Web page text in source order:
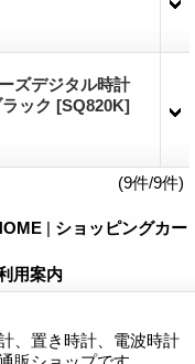
ズデジタル時計
ック [SQ820K]
(9件/9件)
| ショッピングカー
用案内
、置き時計、電波時計